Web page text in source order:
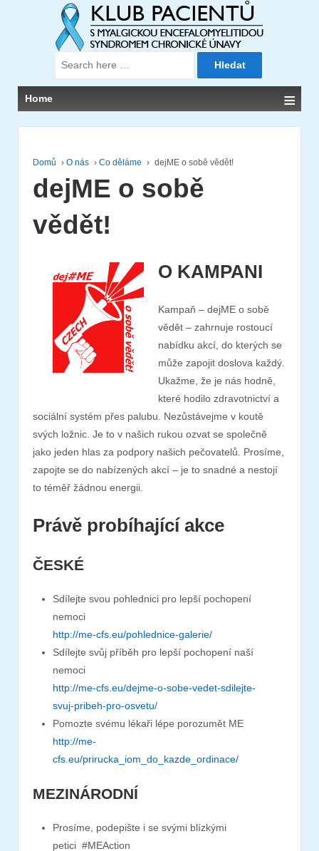
Search
for:
Home
≡
Domů › O nás › Co děláme › dejME o sobě vědět!
dejME o sobě
vědět!
O KAMPANI
Kampaň – dejME o sobě
vědět – zahrnuje rostoucí
nabídku akcí, do kterých se
může zapojit doslova každý.
Ukažme, že je nás hodně,
které hodilo zdravotnictví a
sociální systém přes palubu. Nezůstávejme v koutě
svých ložnic. Je to v našich rukou ozvat se společně
jako jeden hlas za podpory našich pečovatelů. Prosíme,
zapojte se do nabízených akcí – je to snadné a nestojí
to téměř žádnou energii.
Právě probíhající akce
ČESKÉ
Sdílejte svou pohlednici pro lepší pochopení
nemoci
http://me-cfs.eu/pohlednice-galerie/
Sdílejte svůj příběh pro lepší pochopení naší
nemoci
http://me-cfs.eu/dejme-o-sobe-vedet-sdilejte-
svuj-pribeh-pro-osvetu/
Pomozte svému lékaři lépe porozumět ME
http://me-
cfs.eu/prirucka_iom_do_kazde_ordinace/
MEZINÁRODNÍ
Prosíme, podepište i se svými blízkými
petici #MEAction